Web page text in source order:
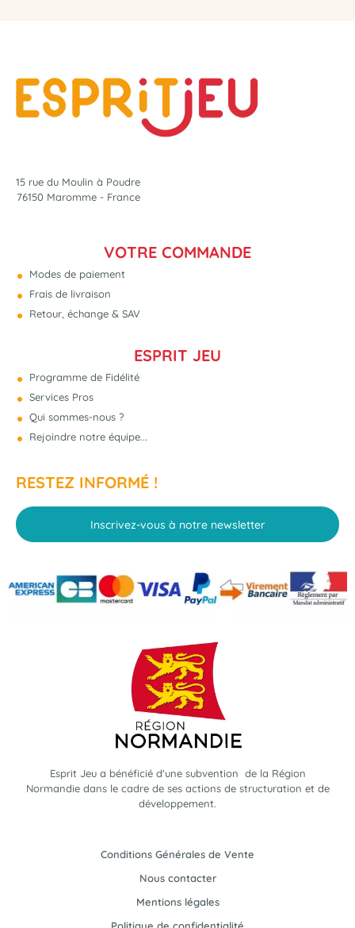
15 rue du Moulin à Poudre
76150 Maromme - France
VOTRE COMMANDE
Modes de paiement
Frais de livraison
Retour, échange & SAV
ESPRIT JEU
Programme de Fidélité
Services Pros
Qui sommes-nous ?
Rejoindre notre équipe...
RESTEZ INFORMÉ !
Inscrivez-vous à notre newsletter
Esprit Jeu a bénéficié d'une subvention de la Région
Normandie dans le cadre de ses actions de structuration et de
développement.
Conditions Générales de Vente
Nous contacter
Mentions légales
Politique de confidentialité